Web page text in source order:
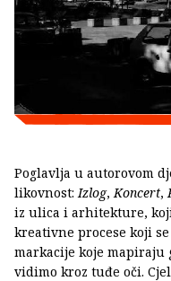
Poglavlja u autorovom
likovnost:Izlog,Koncert,
iz ulica i arhitekture,
kreativne procese koji
markacije koje mapiraju
vidimo kroz tuđe oči.